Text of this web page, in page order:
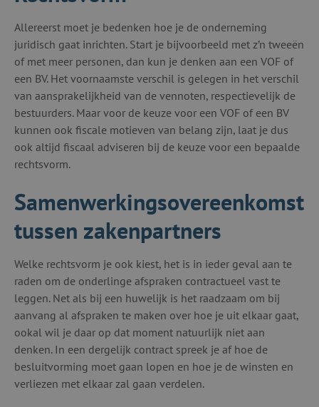
Allereerst moet je bedenken hoe je de onderneming
juridisch gaat inrichten. Start je bijvoorbeeld met z’n tweeën
of met meer personen, dan kun je denken aan een VOF of
een BV. Het voornaamste verschil is gelegen in het verschil
van aansprakelijkheid van de vennoten, respectievelijk de
bestuurders. Maar voor de keuze voor een VOF of een BV
kunnen ook fiscale motieven van belang zijn, laat je dus
ook altijd fiscaal adviseren bij de keuze voor een bepaalde
rechtsvorm.
Samenwerkingsovereenkomst
tussen zakenpartners
Welke rechtsvorm je ook kiest, het is in ieder geval aan te
raden om de onderlinge afspraken contractueel vast te
leggen. Net als bij een huwelijk is het raadzaam om bij
aanvang al afspraken te maken over hoe je uit elkaar gaat,
ookal wil je daar op dat moment natuurlijk niet aan
denken. In een dergelijk contract spreek je af hoe de
besluitvorming moet gaan lopen en hoe je de winsten en
verliezen met elkaar zal gaan verdelen.